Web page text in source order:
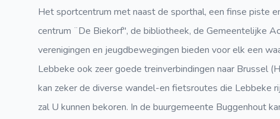
Het sportcentrum met naast de sporthal, een finse piste
centrum ¨De Biekorf", de bibliotheek, de Gemeentelijke
verenigingen en jeugdbewegingen bieden voor elk een
Lebbeke ook zeer goede treinverbindingen naar Brussel
kan zeker de diverse wandel-en fietsroutes die Lebbeke
zal U kunnen bekoren. In de buurgemeente Buggenhout